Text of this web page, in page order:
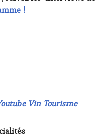
!
Vin Tourisme